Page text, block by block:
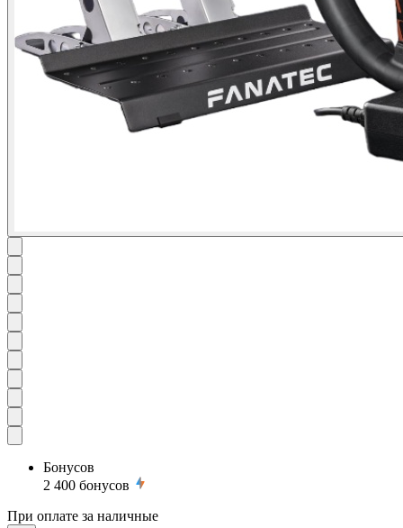
Бонусов
2 400 бонусов
При оплате за наличные